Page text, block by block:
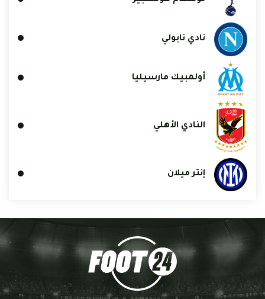
نادي نابولي
أولمبيك مارسيليا
النادي الأهلي
إنتر ميلان